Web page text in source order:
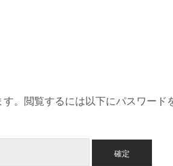
。閲覧するには以下にパスワード